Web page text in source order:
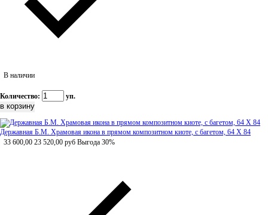
В наличии
Количество: уп.
Державная Б.М. Храмовая икона в прямом композитном киоте, с багетом, 64 Х 84
33 600,00 23 520,00 руб Выгода 30%